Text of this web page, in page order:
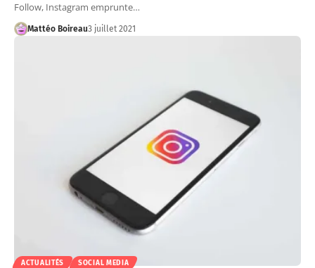
Follow, Instagram emprunte…
Mattéo Boireau3 juillet 2021
ACTUALITÉS SOCIAL MEDIA